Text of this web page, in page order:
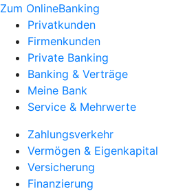
Zum OnlineBanking
Privatkunden
Firmenkunden
Private Banking
Banking & Verträge
Meine Bank
Service & Mehrwerte
Zahlungsverkehr
Vermögen & Eigenkapital
Versicherung
Finanzierung